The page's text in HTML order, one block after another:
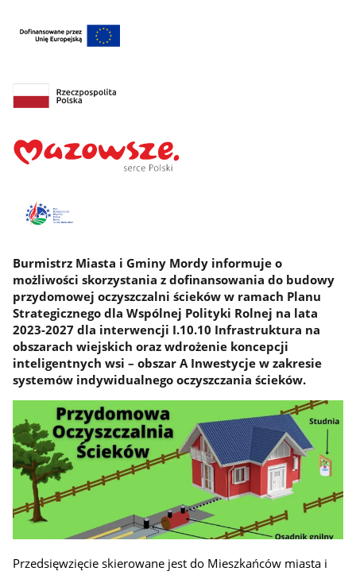
Burmistrz Miasta i Gminy Mordy informuje o
możliwości skorzystania z dofinansowania do budowy
przydomowej oczyszczalni ścieków w ramach Planu
Strategicznego dla Wspólnej Polityki Rolnej na lata
2023-2027 dla interwencji I.10.10 Infrastruktura na
obszarach wiejskich oraz wdrożenie koncepcji
inteligentnych wsi – obszar A Inwestycje w zakresie
systemów indywidualnego oczyszczania ścieków.
Przedsięwzięcie skierowane jest do Mieszkańców miasta i